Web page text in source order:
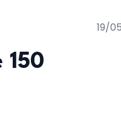
19/